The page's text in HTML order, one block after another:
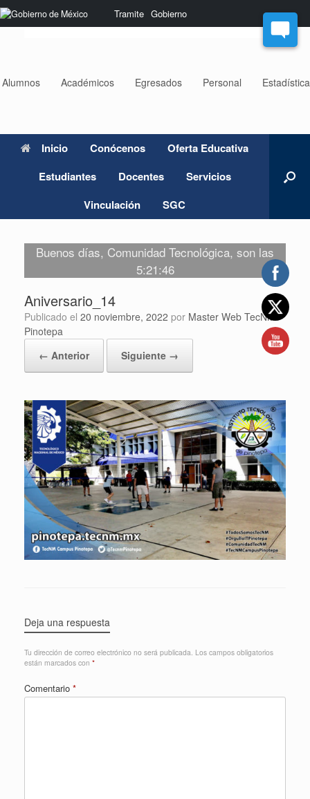
Nota:
este
sistema
Tramite Gobierno
Saltar
al
Alumnos Académicos Egresados Personal
Inicio Conócenos
Oferta Educativa
Estudiantes
Docentes
Servicios
Vinculación
SGC
Buenos días, Comunidad Tecnológica, son las
5:21:46
Aniversario_14
Publicado el 20 noviembre, 2022 por Master Web TecNM
Pinotepa
← Anterior
Siguiente →
Deja una respuesta
Tu dirección de correo electrónico no será publicada. Los campos obligatorios
están marcados con *
Comentario *